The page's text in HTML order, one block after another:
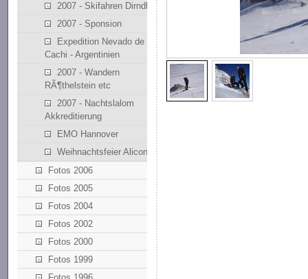
2007 - Skifahren Dirndllift
2007 - Sponsion
Expedition Nevado de
Cachi - Argentinien
2007 - Wandern
RÃ¶thelstein etc
2007 - Nachtslalom
Akkreditierung
EMO Hannover
Weihnachtsfeier Alicona
Fotos 2006
Fotos 2005
Fotos 2004
Fotos 2002
Fotos 2000
Fotos 1999